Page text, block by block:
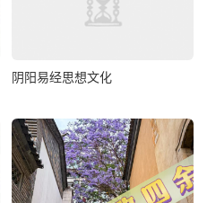
阴阳易经思想文化